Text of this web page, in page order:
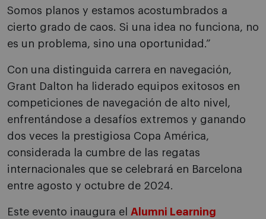
Somos planos y estamos acostumbrados a
cierto grado de caos. Si una idea no funciona, no
es un problema, sino una oportunidad.”
Con una distinguida carrera en navegación,
Grant Dalton ha liderado equipos exitosos en
competiciones de navegación de alto nivel,
enfrentándose a desafíos extremos y ganando
dos veces la prestigiosa Copa América,
considerada la cumbre de las regatas
internacionales que se celebrará en Barcelona
entre agosto y octubre de 2024.
Este evento inaugura el Alumni Learning